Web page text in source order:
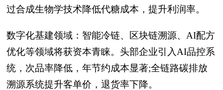
过合成生物学技术降低代糖成本，提升利润率。
数字化基建领域：智能冷链、区块链溯源、AI配方
优化等领域将获资本青睐。头部企业引入AI品控系
统，次品率降低，年节约成本显著;全链路碳排放
溯源系统提升客单价，退货率下降。